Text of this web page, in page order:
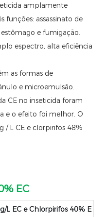
amplamente
funções: assassinato de
e fumigação.
espectro, alta eficiência
as formas de
e microemulsão.
CE no inseticida foram
e o efeito foi melhor. O
/ L CE e clorpirifos 48%
EC
L EC e Chlorpirifos 40% E